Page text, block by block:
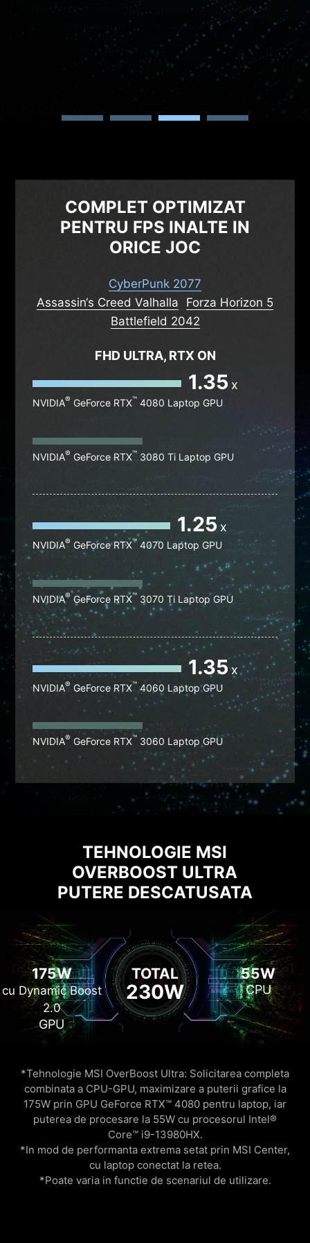
COMPLET OPTIMIZAT
PENTRU FPS INALTE IN
ORICE JOC
CyberPunk 2077
Assassin‘s Creed Valhalla
Forza Horizon 5
Battlefield 2042
FHD ULTRA, RTX ON
1.35 x
NVIDIA® GeForce RTX™ 4080 Laptop GPU
NVIDIA® GeForce RTX™ 3080 Ti Laptop GPU
1.25x
NVIDIA® GeForce RTX™ 4070 Laptop GPU
NVIDIA® GeForce RTX™ 3070 Ti Laptop GPU
1.35x
NVIDIA® GeForce RTX™ 4060 Laptop GPU
NVIDIA® GeForce RTX™ 3060 Laptop GPU
TEHNOLOGIE MSI
OVERBOOST ULTRA
PUTERE DESCATUSATA
175W
cu Dynamic Boost
2.0
GPU
TOTAL
230W
55W
CPU
*Tehnologie MSI OverBoost Ultra: Solicitarea completa
combinata a CPU-GPU, maximizare a puterii grafice la
175W prin GPU GeForce RTX™ 4080 pentru laptop, iar
puterea de procesare la 55W cu procesorul Intel®
Core™ i9-13980HX.
*In mod de performanta extrema setat prin MSI Center,
cu laptop conectat la retea.
*Poate varia in functie de scenariul de utilizare.